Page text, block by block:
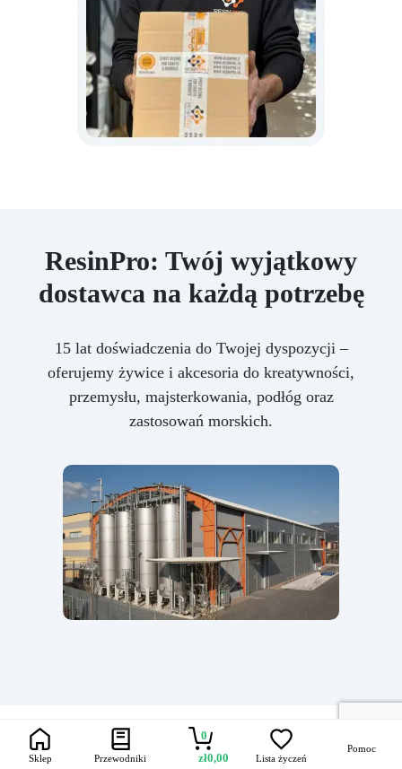
ResinPro: Twój wyjątkowy
dostawca na każdą potrzebę
15 lat doświadczenia do Twojej dyspozycji –
oferujemy żywice i akcesoria do kreatywności,
przemysłu, majsterkowania, podłóg oraz
zastosowań morskich.
Sklep Przewodniki
0
zł0,00 Lista życzeń
Pomoc